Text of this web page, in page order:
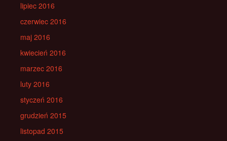
lipiec 2016
czerwiec 2016
maj 2016
kwiecień 2016
marzec 2016
luty 2016
styczeń 2016
grudzień 2015
listopad 2015